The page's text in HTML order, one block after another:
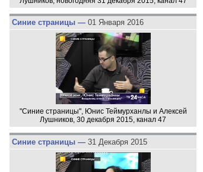
Синие страницы — 01 Января 2016
"Синие страницы", Юнис Теймурханлы и Алексей
Лушников, 30 декабря 2015, канал 47
Синие страницы — 31 Декабря 2015